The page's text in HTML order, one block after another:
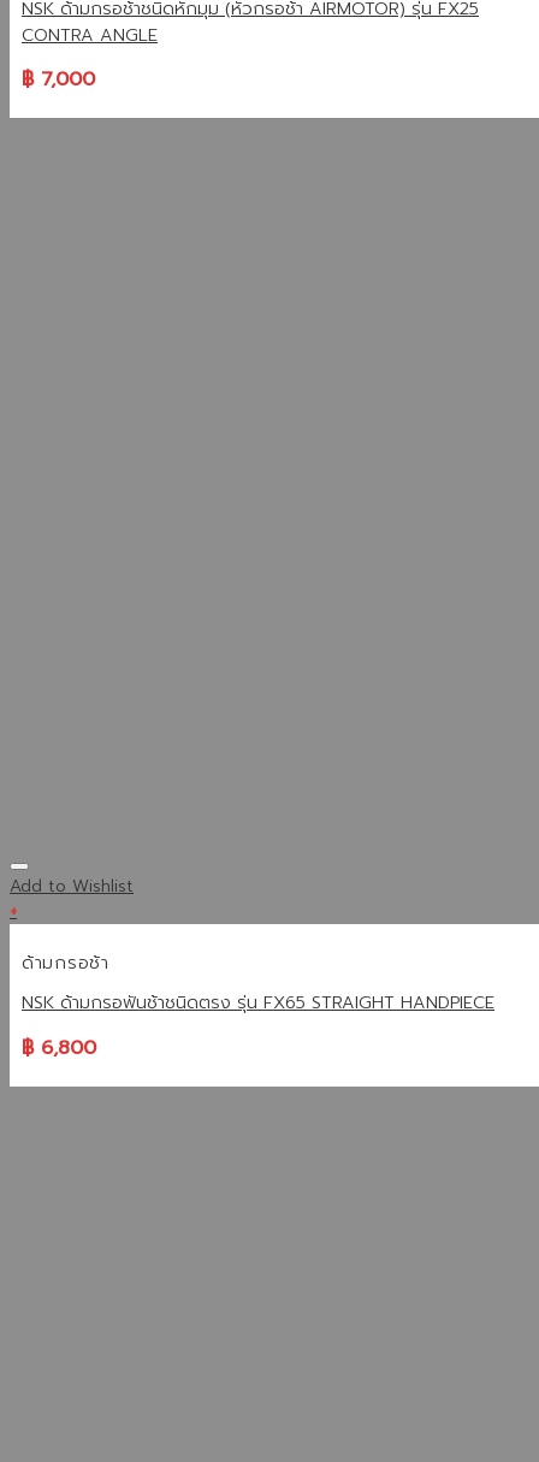
NSK ด้ามกรอช้าชนิดหักมุม (หัวกรอช้า AIRMOTOR) รุ่น FX25
CONTRA ANGLE
฿7,000
Add to Wishlist
+
ด้ามกรอช้า
NSK ด้ามกรอฟันช้าชนิดตรง รุ่น FX65 STRAIGHT HANDPIECE
฿6,800